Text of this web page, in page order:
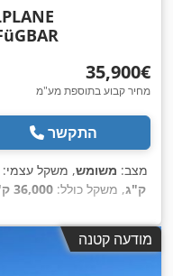
‏35,900 ‏€
מחיר קבוע בתוספת מע"מ
התקשר
מצב: משומש, משקל עצמי:
ק"ג, משקל כולל: 36,000 ק"ג
מודעה קטנה